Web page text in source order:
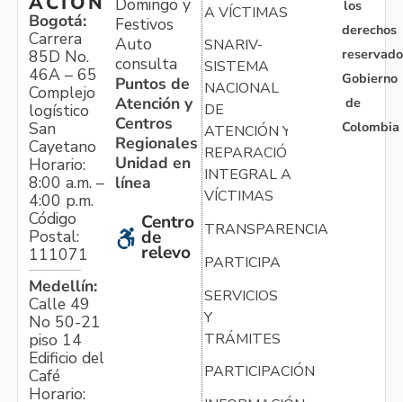
Bogotá:
Carrera
85D No.
46A – 65
Complejo
logístico
San
Cayetano
Horario:
8:00 a.m. –
4:00 p.m.
Código
Postal:
111071
Medellín:
Calle 49
No 50-21
piso 14
Edificio del
Café
Horario:
Festivos
Auto
consulta
Puntos de
Atención y
Centros
Regionales
Unidad en
línea
Centro
de
relevo
A VÍCTIMAS
SNARIV-
SISTEMA
NACIONAL
DE
ATENCIÓN Y
REPARACIÓN
INTEGRAL A
VÍCTIMAS
TRANSPARENCIA
PARTICIPA
SERVICIOS
Y
TRÁMITES
PARTICIPACIÓN
los
derechos
Gobierno
de
Colombia